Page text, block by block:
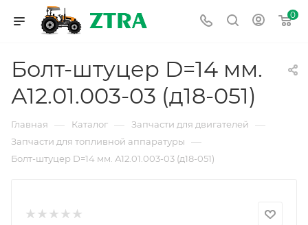
0
Болт-штуцер D=14 мм.
А12.01.003-03 (д18-051)
Главная — Каталог — Запчасти для двигателей —
Запчасти для топливной аппаратуры —
Болт-штуцер D=14 мм. А12.01.003-03 (д18-051)